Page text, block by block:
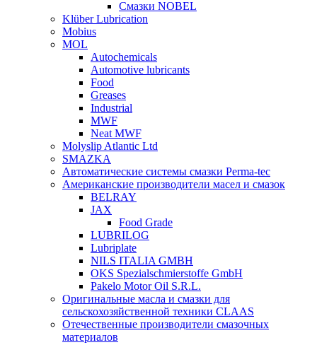
Смазки NOBEL
Klüber Lubrication
Mobius
MOL
Autochemicals
Automotive lubricants
Food
Greases
Industrial
MWF
Neat MWF
Molyslip Atlantic Ltd
SMAZKA
Автоматические системы смазки Perma-tec
Американские производители масел и смазок
BELRAY
JAX
Food Grade
LUBRILOG
Lubriplate
NILS ITALIA GMBH
OKS Spezialschmierstoffe GmbH
Pakelo Motor Oil S.R.L.
Оригинальные масла и смазки для
сельскохозяйственной техники CLAAS
Отечественные производители смазочных
материалов